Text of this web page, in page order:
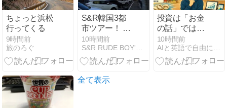
く銀行の歩み
とともに
ちょっと浜松
行ってくる
9時間前
旅のろぐ
S&R韓国3都
市ツアー！ 2
日目 vol.4 さ
ー！お仕事の
時間だぜ！！
10時間前
投資は「お金
の話」ではな
かった？文化
人類学から見
る世界のお金
10時間前
全て表示